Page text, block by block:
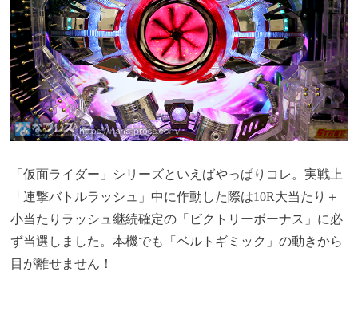
「仮面ライダー」シリーズといえばやっぱりコレ。実戦上
「連撃バトルラッシュ」中に作動した際は10R大当たり＋
小当たりラッシュ継続確定の「ビクトリーボーナス」に必
ず当選しました。本機でも「ベルトギミック」の動きから
目が離せません！